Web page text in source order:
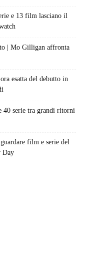
e 13 film lasciano il
| Mo Gilligan affronta
esatta del debutto in
40 serie tra grandi ritorni
film e serie del
Day